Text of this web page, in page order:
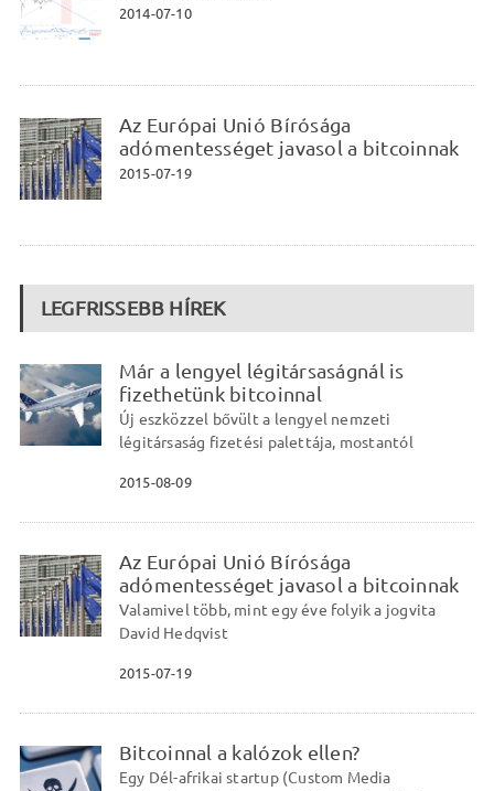
2014-07-10
Az Európai Unió Bírósága
adómentességet javasol a bitcoinnak
2015-07-19
LEGFRISSEBB HÍREK
Már a lengyel légitársaságnál is
fizethetünk bitcoinnal
Új eszközzel bővült a lengyel nemzeti
légitársaság fizetési palettája, mostantól
2015-08-09
Az Európai Unió Bírósága
adómentességet javasol a bitcoinnak
Valamivel több, mint egy éve folyik a jogvita
David Hedqvist
2015-07-19
Bitcoinnal a kalózok ellen?
Egy Dél-afrikai startup (Custom Media